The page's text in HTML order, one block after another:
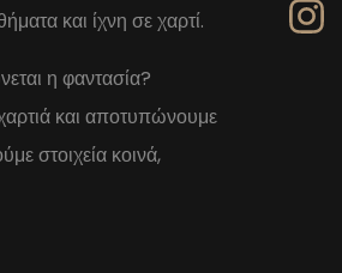
και ίχνη σε χαρτί.
η φαντασία?
και αποτυπώνουμε
στοιχεία κοινά,